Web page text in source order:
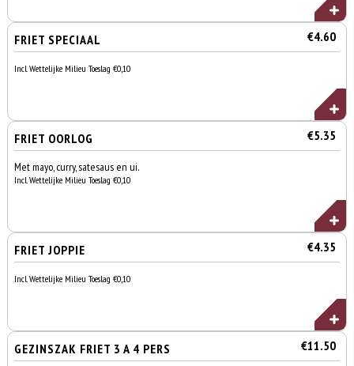
FRIET SPECIAAL €4.60
Incl. Wettelijke Milieu Toeslag €0,10
FRIET OORLOG €5.35
Met mayo, curry, satesaus en ui.
Incl. Wettelijke Milieu Toeslag €0,10
FRIET JOPPIE €4.35
Incl. Wettelijke Milieu Toeslag €0,10
GEZINSZAK FRIET 3 A 4 PERS €11.50